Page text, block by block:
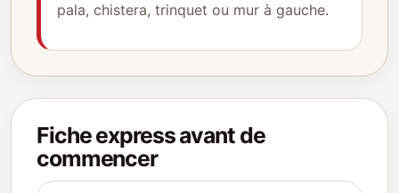
pala, chistera, trinquet ou mur à gauche.
Fiche express avant de
commencer